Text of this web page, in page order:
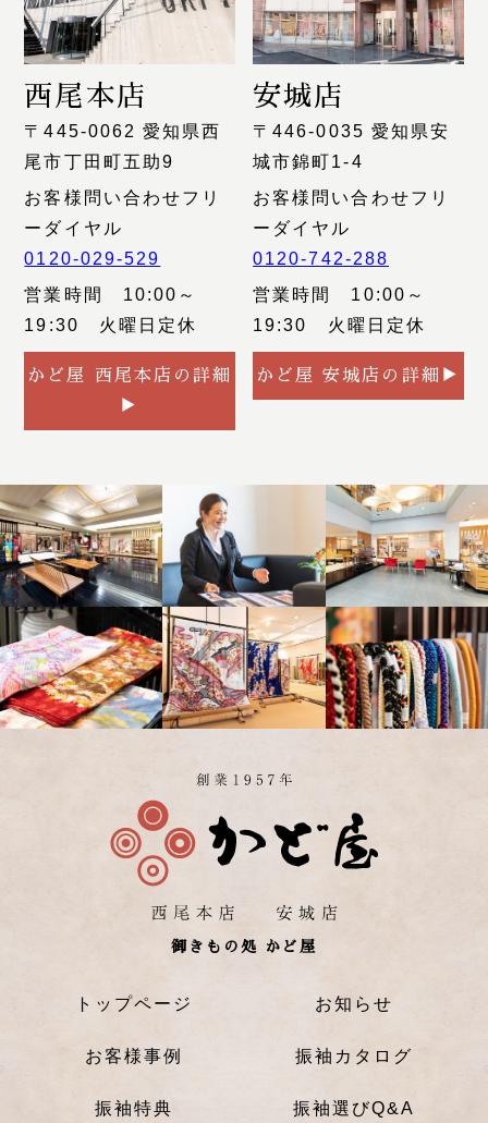
西尾本店
〒445-0062 愛知県西
尾市丁田町五助9
お客様問い合わせフリ
ーダイヤル
0120-029-529
営業時間 10:00～
19:30 火曜日定休
かど屋 西尾本店の詳細
▶
安城店
〒446-0035 愛知県安
城市錦町1-4
お客様問い合わせフリ
ーダイヤル
0120-742-288
営業時間 10:00～
19:30 火曜日定休
かど屋 安城店の詳細▶
御きもの処 かど屋
トップページ お知らせ
お客様事例 振袖カタログ
振袖特典 振袖選びQ&A